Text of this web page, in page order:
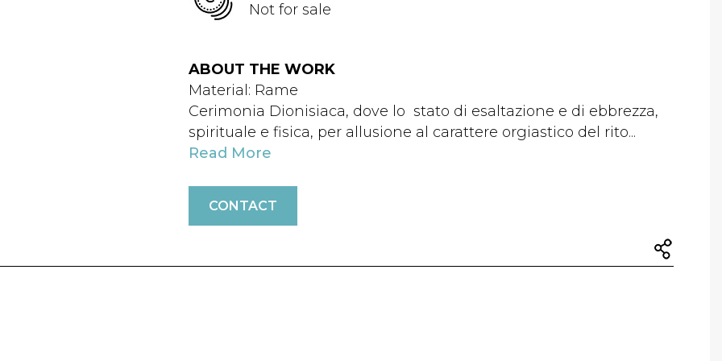
Not for sale
ABOUT THE WORK
Material: Rame
Cerimonia Dionisiaca, dove lo stato di esaltazione e di ebbrezza,
spirituale e fisica, per allusione al carattere orgiastico del rito...
Read More
CONTACT